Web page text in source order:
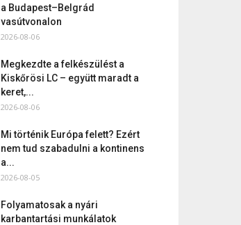
a Budapest–Belgrád
vasútvonalon
2026-08-06
Megkezdte a felkészülést a
Kiskőrösi LC – együtt maradt a
keret,...
2026-08-06
Mi történik Európa felett? Ezért
nem tud szabadulni a kontinens
a...
2026-08-05
Folyamatosak a nyári
karbantartási munkálatok